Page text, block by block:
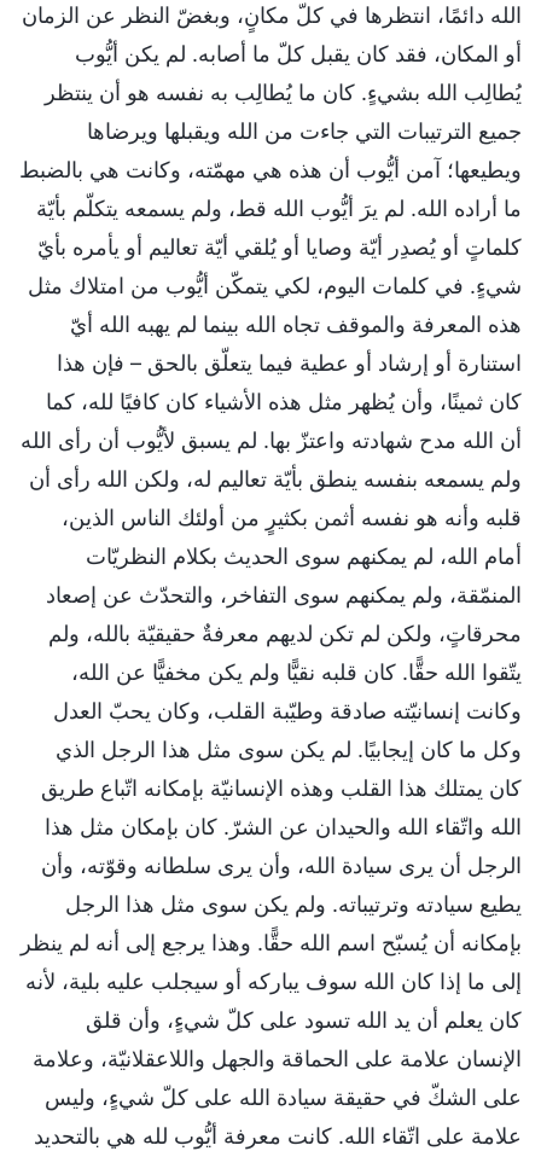
الله دائمًا، انتظرها في كلّ مكانٍ، وبغضّ النظر عن الزمان
أو المكان، فقد كان يقبل كلّ ما أصابه. لم يكن أيُّوب
يُطالِب الله بشيءٍ. كان ما يُطالِب به نفسه هو أن ينتظر
جميع الترتيبات التي جاءت من الله ويقبلها ويرضاها
ويطيعها؛ آمن أيُّوب أن هذه هي مهمّته، وكانت هي بالضبط
ما أراده الله. لم يرَ أيُّوب الله قط، ولم يسمعه يتكلّم بأيّة
كلماتٍ أو يُصدِر أيّة وصايا أو يُلقي أيّة تعاليم أو يأمره بأيّ
شيءٍ. في كلمات اليوم، لكي يتمكّن أيُّوب من امتلاك مثل
هذه المعرفة والموقف تجاه الله بينما لم يهبه الله أيّ
استنارة أو إرشاد أو عطية فيما يتعلّق بالحق – فإن هذا
كان ثمينًا، وأن يُظهر مثل هذه الأشياء كان كافيًا لله، كما
أن الله مدح شهادته واعتزّ بها. لم يسبق لأيُّوب أن رأى الله
ولم يسمعه بنفسه ينطق بأيّة تعاليم له، ولكن الله رأى أن
قلبه وأنه هو نفسه أثمن بكثيرٍ من أولئك الناس الذين،
أمام الله، لم يمكنهم سوى الحديث بكلام النظريّات
المنمّقة، ولم يمكنهم سوى التفاخر، والتحدّث عن إصعاد
محرقاتٍ، ولكن لم تكن لديهم معرفةٌ حقيقيّة بالله، ولم
يتّقوا الله حقًّا. كان قلبه نقيًّا ولم يكن مخفيًّا عن الله،
وكانت إنسانيّته صادقة وطيّبة القلب، وكان يحبّ العدل
وكل ما كان إيجابيًا. لم يكن سوى مثل هذا الرجل الذي
كان يمتلك هذا القلب وهذه الإنسانيّة بإمكانه اتّباع طريق
الله واتّقاء الله والحيدان عن الشرّ. كان بإمكان مثل هذا
الرجل أن يرى سيادة الله، وأن يرى سلطانه وقوّته، وأن
يطيع سيادته وترتيباته. ولم يكن سوى مثل هذا الرجل
بإمكانه أن يُسبّح اسم الله حقًّا. وهذا يرجع إلى أنه لم ينظر
إلى ما إذا كان الله سوف يباركه أو سيجلب عليه بلية، لأنه
كان يعلم أن يد الله تسود على كلّ شيءٍ، وأن قلق
الإنسان علامة على الحماقة والجهل واللاعقلانيّة، وعلامة
على الشكّ في حقيقة سيادة الله على كلّ شيءٍ، وليس
علامة على اتّقاء الله. كانت معرفة أيُّوب لله هي بالتحديد